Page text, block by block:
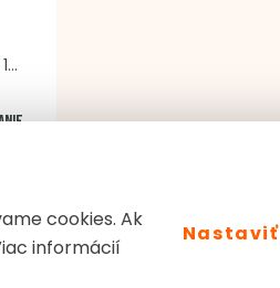
cookies. Ak
informácií
Nastaviť